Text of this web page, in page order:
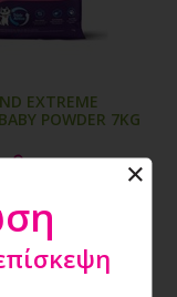
EXTREME
POWDER 7KG